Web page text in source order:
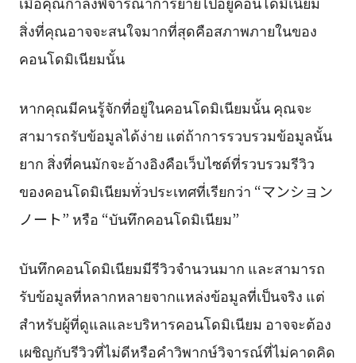
สิ่งที่คุณอาจจะสนใจมากที่สุดคือสภาพภายในของ
คอนโดมิเนียมนั้น
หากคุณมีคนรู้จักที่อยู่ในคอนโดมิเนียมนั้น คุณจะ
สามารถรับข้อมูลได้ง่าย แต่ถ้าการรวบรวมข้อมูลนั้น
ยาก สิ่งที่คนมักจะอ้างอิงคือเว็บไซต์ที่รวบรวมรีวิว
ของคอนโดมิเนียมทั่วประเทศที่เรียกว่า “マンション
ノート” หรือ “บันทึกคอนโดมิเนียม”
บันทึกคอนโดมิเนียมมีรีวิวจำนวนมาก และสามารถ
รับข้อมูลที่หลากหลายจากแหล่งข้อมูลที่เป็นจริง แต่
สำหรับผู้ที่ดูแลและบริหารคอนโดมิเนียม อาจจะต้อง
เผชิญกับรีวิวที่ไม่ดีหรือคำวิพากษ์วิจารณ์ที่ไม่คาดคิด